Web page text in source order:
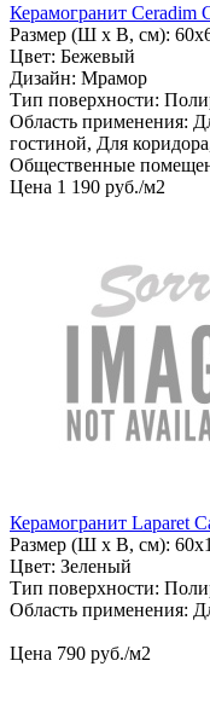
Керамогранит Ceradim
Размер (Ш х В, см):
Цвет: Бежевый
Дизайн: Мрамор
Тип поверхности:
Область применения:
гостиной, Для
Общественные
Цена 1 190 руб./м2
Керамогранит Laparet
Размер (Ш х В, см):
Цвет: Зеленый
Тип поверхности:
Область применения:
Цена 790 руб./м2